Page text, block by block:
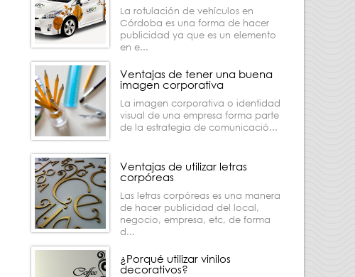
La rotulación de vehículos en
Córdoba es una forma de hacer
publicidad ya que es un elemento
en e...
Ventajas de tener una buena
imagen corporativa
La imagen corporativa o identidad
visual de una empresa forma parte
de la estrategia de comunicació...
Ventajas de utilizar letras
corpóreas
Las letras corpóreas es una manera
de hacer publicidad del local,
negocio, empresa, etc, de forma
d...
¿Porqué utilizar vinilos
decorativos?